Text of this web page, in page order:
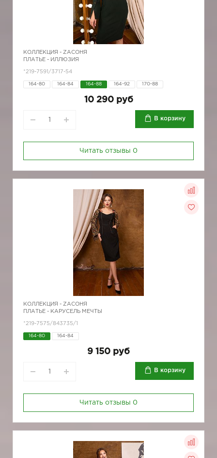
КОЛЛЕКЦИЯ - ZAСОНЯ
ПЛАТЬЕ - ИЛЛЮЗИЯ
*219-7591/3717-54
164-80 164-84 164-88 164-92 170-88
10 290 руб
В корзину
Читать отзывы 0
КОЛЛЕКЦИЯ - ZAСОНЯ
ПЛАТЬЕ - КАРУСЕЛЬ МЕЧТЫ
*219-7575/843735/1
164-80 164-84
9 150 руб
В корзину
Читать отзывы 0